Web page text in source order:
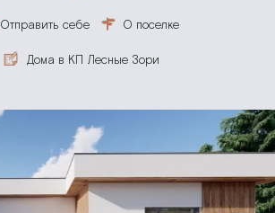
Отправить себе О поселке
Дома в КП Лесные Зори